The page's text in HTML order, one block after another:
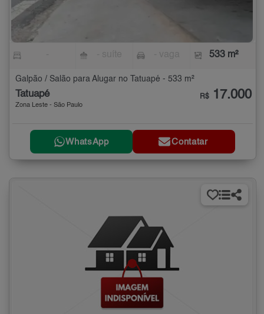
533 m²
Galpão / Salão para Alugar no Tatuapé - 533 m²
Tatuapé
Zona Leste - São Paulo
R$ 17.000
WhatsApp Contatar